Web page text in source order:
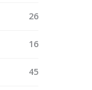
26
16
45